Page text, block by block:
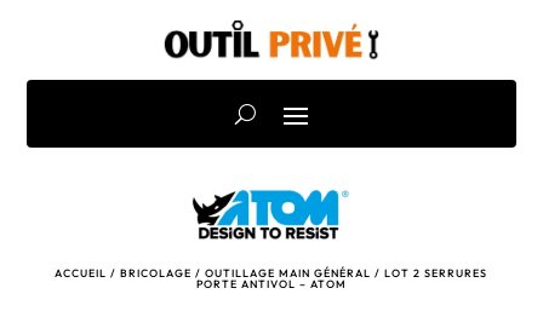
ACCUEIL /BRICOLAGE /OUTILLAGE MAIN GÉNÉRAL
/ LOT 2 SERRURES
PORTE ANTIVOL – ATOM